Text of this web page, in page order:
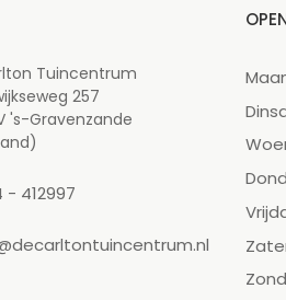
Tuincentrum
257
's-Gravenzande
- 412997